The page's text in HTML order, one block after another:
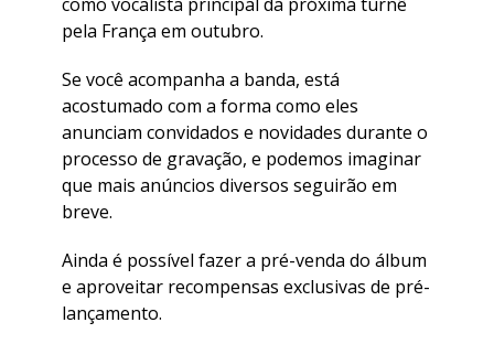
pela França em outubro.
Se você acompanha a banda, está
acostumado com a forma como eles
anunciam convidados e novidades durante o
processo de gravação, e podemos imaginar
que mais anúncios diversos seguirão em
breve.
Ainda é possível fazer a pré-venda do álbum
e aproveitar recompensas exclusivas de pré-
lançamento.